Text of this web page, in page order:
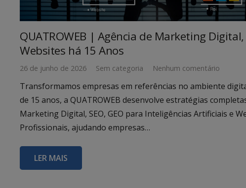
QUATROWEB | Agência de Marketing Digital,
Websites há 15 Anos
26 de junho de 2026 Sem categoria Nenhum comentário
Transformamos empresas em referências no ambiente
de 15 anos, a QUATROWEB desenvolve estratégias
Marketing Digital, SEO, GEO para Inteligências Artificiais e
Profissionais, ajudando empresas…
LER MAIS